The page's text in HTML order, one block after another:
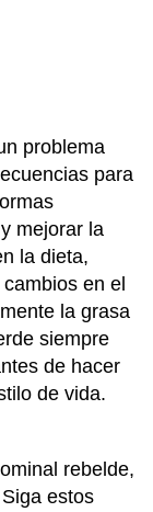
problema
para
mejorar la
la dieta,
en el
la grasa
siempre
de hacer
de vida.
rebelde,
estos